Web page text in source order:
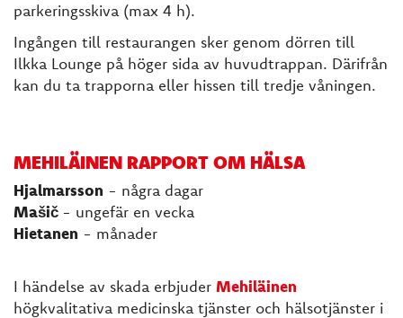
parkeringsskiva (max 4 h).
Ingången till restaurangen sker genom dörren till
Ilkka Lounge på höger sida av huvudtrappan. Därifrån
kan du ta trapporna eller hissen till tredje våningen.
MEHILÄINEN RAPPORT OM HÄLSA
Hjalmarsson - några dagar
Mašič - ungefär en vecka
Hietanen - månader
I händelse av skada erbjuder Mehiläinen
högkvalitativa medicinska tjänster och hälsotjänster i